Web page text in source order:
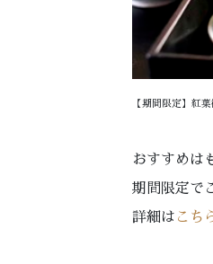
【期間限定】紅
おすすめは
期間限定で
詳細は こち